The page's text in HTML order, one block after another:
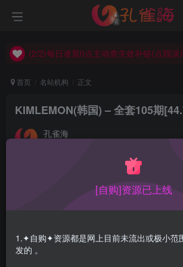
(2/2)每日凌晨0点主动查失效补链(点我演示)，
(2/2)每日凌晨0点主动查失效补链(点我演示)
首页 名站机构 正文
KIMLEMON(韩国) – 全套105期
孔雀海
KIMLEMON也是韩国的，模特都是较新的
是可以的，其他特点并不突出，攒了十多
[自购]资源已上线
1.✦自购✦资源都是网上目前未流出或极小范
发的 。